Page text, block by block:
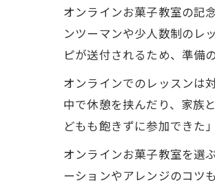
オンラインお菓子教室の記
ンツーマンや少人数制のレ
ピが送付されるため、準備
オンラインでのレッスンは
中で休憩を挟んだり、家族
どもも飽きずに参加できた
オンラインお菓子教室を選
ーションやアレンジのコツ